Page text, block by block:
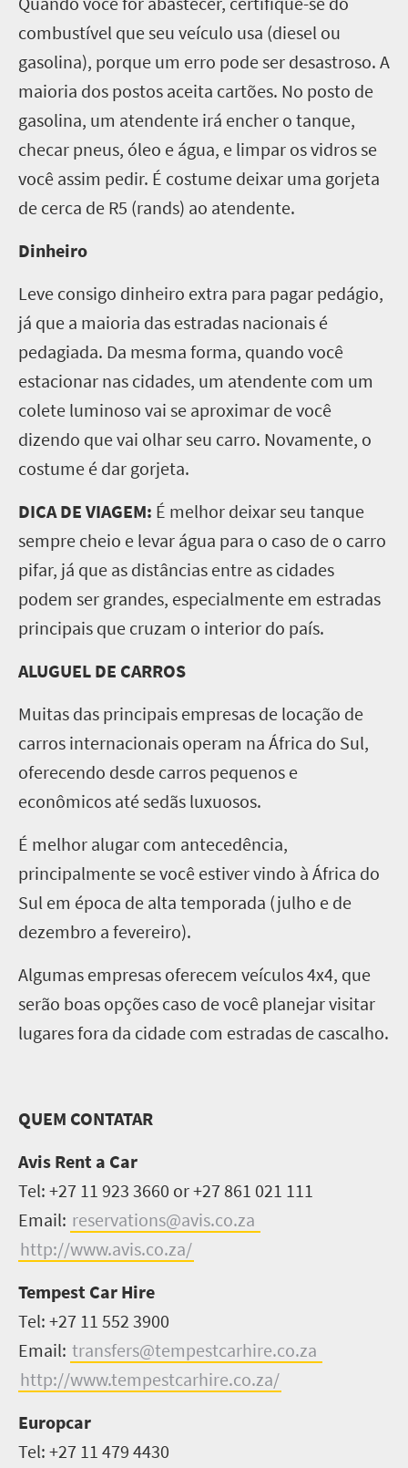
combustível que seu veículo usa (diesel ou
gasolina), porque um erro pode ser desastroso. A
maioria dos postos aceita cartões. No posto de
gasolina, um atendente irá encher o tanque,
checar pneus, óleo e água, e limpar os vidros se
você assim pedir. É costume deixar uma gorjeta
de cerca de R5 (rands) ao atendente.
Dinheiro
Leve consigo dinheiro extra para pagar pedágio,
já que a maioria das estradas nacionais é
pedagiada. Da mesma forma, quando você
estacionar nas cidades, um atendente com um
colete luminoso vai se aproximar de você
dizendo que vai olhar seu carro. Novamente, o
costume é dar gorjeta.
DICA DE VIAGEM: É melhor deixar seu tanque
sempre cheio e levar água para o caso de o carro
pifar, já que as distâncias entre as cidades
podem ser grandes, especialmente em estradas
principais que cruzam o interior do país.
ALUGUEL DE CARROS
Muitas das principais empresas de locação de
carros internacionais operam na África do Sul,
oferecendo desde carros pequenos e
econômicos até sedãs luxuosos.
É melhor alugar com antecedência,
principalmente se você estiver vindo à África do
Sul em época de alta temporada (julho e de
dezembro a fevereiro).
Algumas empresas oferecem veículos 4x4, que
serão boas opções caso de você planejar visitar
lugares fora da cidade com estradas de cascalho.
QUEM CONTATAR
Avis Rent a Car
Tel: +27 11 923 3660 or +27 861 021 111
Email: reservations@avis.co.za
http://www.avis.co.za/
Tempest Car Hire
Tel: +27 11 552 3900
Email: transfers@tempestcarhire.co.za
http://www.tempestcarhire.co.za/
Europcar
Tel: +27 11 479 4430